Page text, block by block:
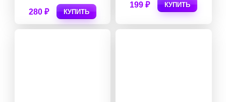
280 ₽ КУПИТЬ
199 ₽ КУПИТЬ